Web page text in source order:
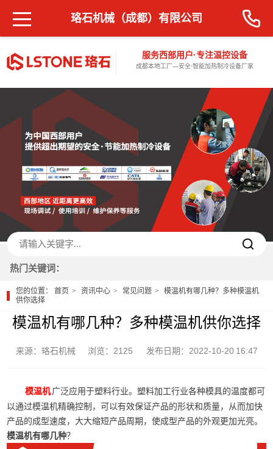
服务西部用户·专注温控设备
成都本地工厂—安全·智能加热制冷设备厂家
珞石机械（成都）有限公司
热门关键词：
您的位置：首页 资讯中心 常见问题
模温机有哪几种？多种模温机
供你选择
模温机有哪几种？多种模温机供你选择
来源：珞石机械 浏览：2125 发布日期：2022-10-20 16:47
模温机广泛应用于塑料行业。塑料加工行业各种模具的温度都可
以通过模温机精确控制，可以有效保证产品的形状和质量，从而加快
产品的成型速度，大大缩短产品周期，使成型产品的外观更加光亮。
模温机有哪几种？